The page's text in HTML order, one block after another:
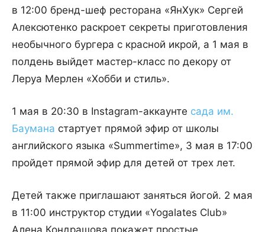
в 12:00 бренд-шеф ресторана «ЯнХук» Сергей
Алексютенко раскроет секреты приготовления
необычного бургера с красной икрой, а 1 мая в
полдень выйдет мастер-класс по декору от
Леруа Мерлен «Хобби и стиль».
1 мая в 20:30 в Instagram-аккаунте сада им.
Баумана стартует прямой эфир от школы
английского языка «Summertime», 3 мая в 17:00
пройдет прямой эфир для детей от трех лет.
Детей также приглашают заняться йогой. 2 мая
в 11:00 инструктор студии «Yogalates Club»